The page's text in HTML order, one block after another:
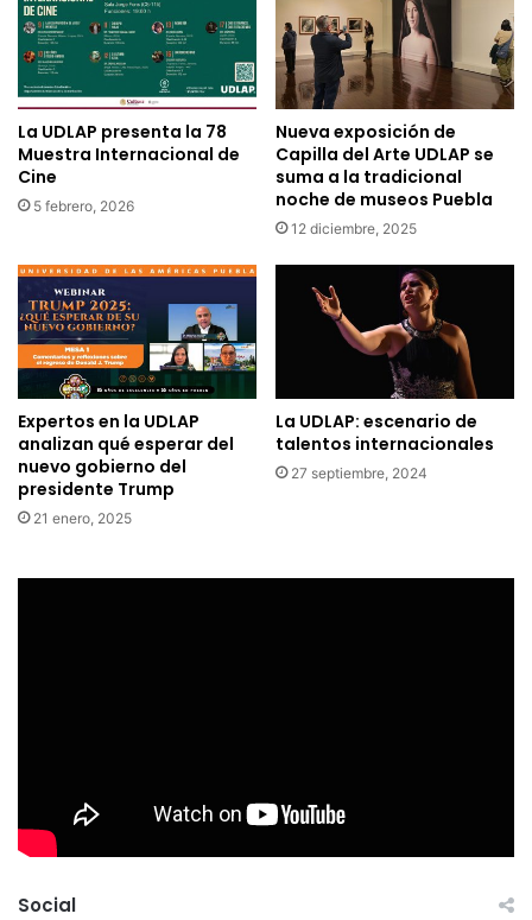
La UDLAP presenta la 78
Muestra Internacional de
Cine
5 febrero, 2026
Nueva exposición de
Capilla del Arte UDLAP se
suma a la tradicional
noche de museos Puebla
12 diciembre, 2025
Expertos en la UDLAP
analizan qué esperar del
nuevo gobierno del
presidente Trump
21 enero, 2025
La UDLAP: escenario de
talentos internacionales
27 septiembre, 2024
Social